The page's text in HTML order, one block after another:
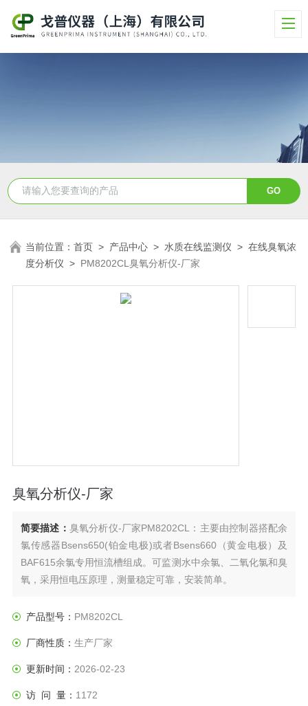
当前位置：首页 > 产品中心 > 水质在线监测仪 >在线臭氧浓
度分析仪 > PM8202CL臭氧分析仪-厂家
臭氧分析仪-厂家
简要描述： 臭氧分析仪-厂家PM8202CL：主要由控制器搭配余
氯传感器Bsens650(铂金电极)或者Bsens660（黄金电极）及
BAF615余氯专用恒流槽组成。可监测水中余氯、二氧化氯和臭
氧，采用恒电压原理，测量稳定可靠，安装简单。
产品型号： PM8202CL
厂商性质： 生产厂家
更新时间： 2026-02-23
访 问 量： 1172